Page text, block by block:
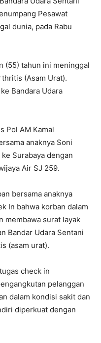
Pesawat
dunia, pada Rabu
(55) tahun ini meninggal
(Asam Urat).
Bandara Udara
Pol AM Kamal
anaknya Soni
Surabaya dengan
Air SJ 259.
bersama anaknya
In bahwa korban dalam
membawa surat layak
Bandar Udara Sentani
(asam urat).
check in
pelanggan
dalam kondisi sakit dan
diperkuat dengan